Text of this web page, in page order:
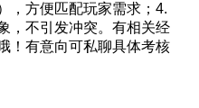
，方便匹配玩家需求；4.
，不引发冲突。有相关经
！有意向可私聊具体考核